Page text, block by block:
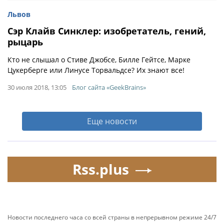
Львов
Сэр Клайв Синклер: изобретатель, гений,
рыцарь
Кто не слышал о Стиве Джобсе, Билле Гейтсе, Марке
Цукерберге или Линусе Торвальдсе? Их знают все!
30 июля 2018, 13:05 Блог сайта «GeekBrains»
Еще новости
Rss.plus
Новости последнего часа со всей страны в непрерывном режиме 24/7